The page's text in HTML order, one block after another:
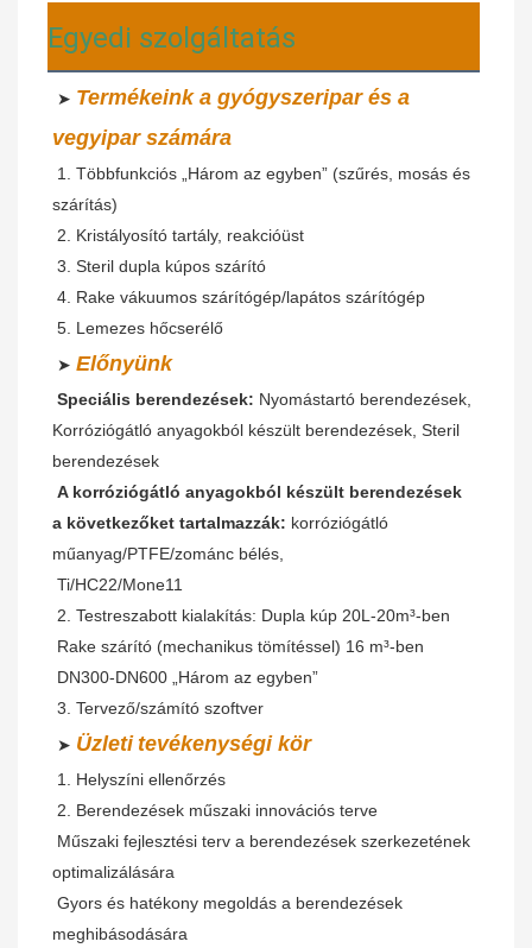
Egyedi szolgáltatás
➤ Termékeink a gyógyszeripar és a
vegyipar számára
szárítás)
2. Kristályosító tartály, reakcióüst
3. Steril dupla kúpos szárító
4. Rake vákuumos szárítógép/lapátos szárítógép
5. Lemezes hőcserélő
➤ Előnyünk
Speciális berendezések: Nyomástartó berendezések,
Korróziógátló anyagokból készült berendezések, Steril
berendezések
A korróziógátló anyagokból készült berendezések
a következőket tartalmazzák: korróziógátló
műanyag/PTFE/zománc bélés,
Ti/HC22/Mone11
2. Testreszabott kialakítás: Dupla kúp 20L-20m³-ben
Rake szárító (mechanikus tömítéssel) 16 m³-ben
DN300-DN600 „Három az egyben”
3. Tervező/számító szoftver
➤ Üzleti tevékenységi kör
1. Helyszíni ellenőrzés
2. Berendezések műszaki innovációs terve
Műszaki fejlesztési terv a berendezések szerkezetének
optimalizálására
Gyors és hatékony megoldás a berendezések
meghibásodására